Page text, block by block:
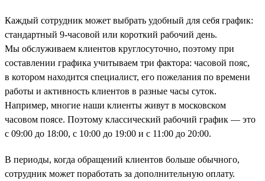
Каждый сотрудник может выбрать удобный для себя график:
стандартный 9-часовой или короткий рабочий день.
Мы обслуживаем клиентов круглосуточно, поэтому при
составлении графика учитываем три фактора: часовой пояс,
в котором находится специалист, его пожелания по времени
работы и активность клиентов в разные часы суток.
Например, многие наши клиенты живут в московском
часовом поясе. Поэтому классический рабочий график — это
с 09:00 до 18:00, с 10:00 до 19:00 и с 11:00 до 20:00.
В периоды, когда обращений клиентов больше обычного,
сотрудник может поработать за дополнительную оплату.